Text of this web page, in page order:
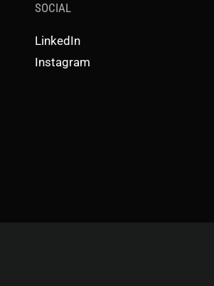
SOCIAL
LinkedIn
Instagram